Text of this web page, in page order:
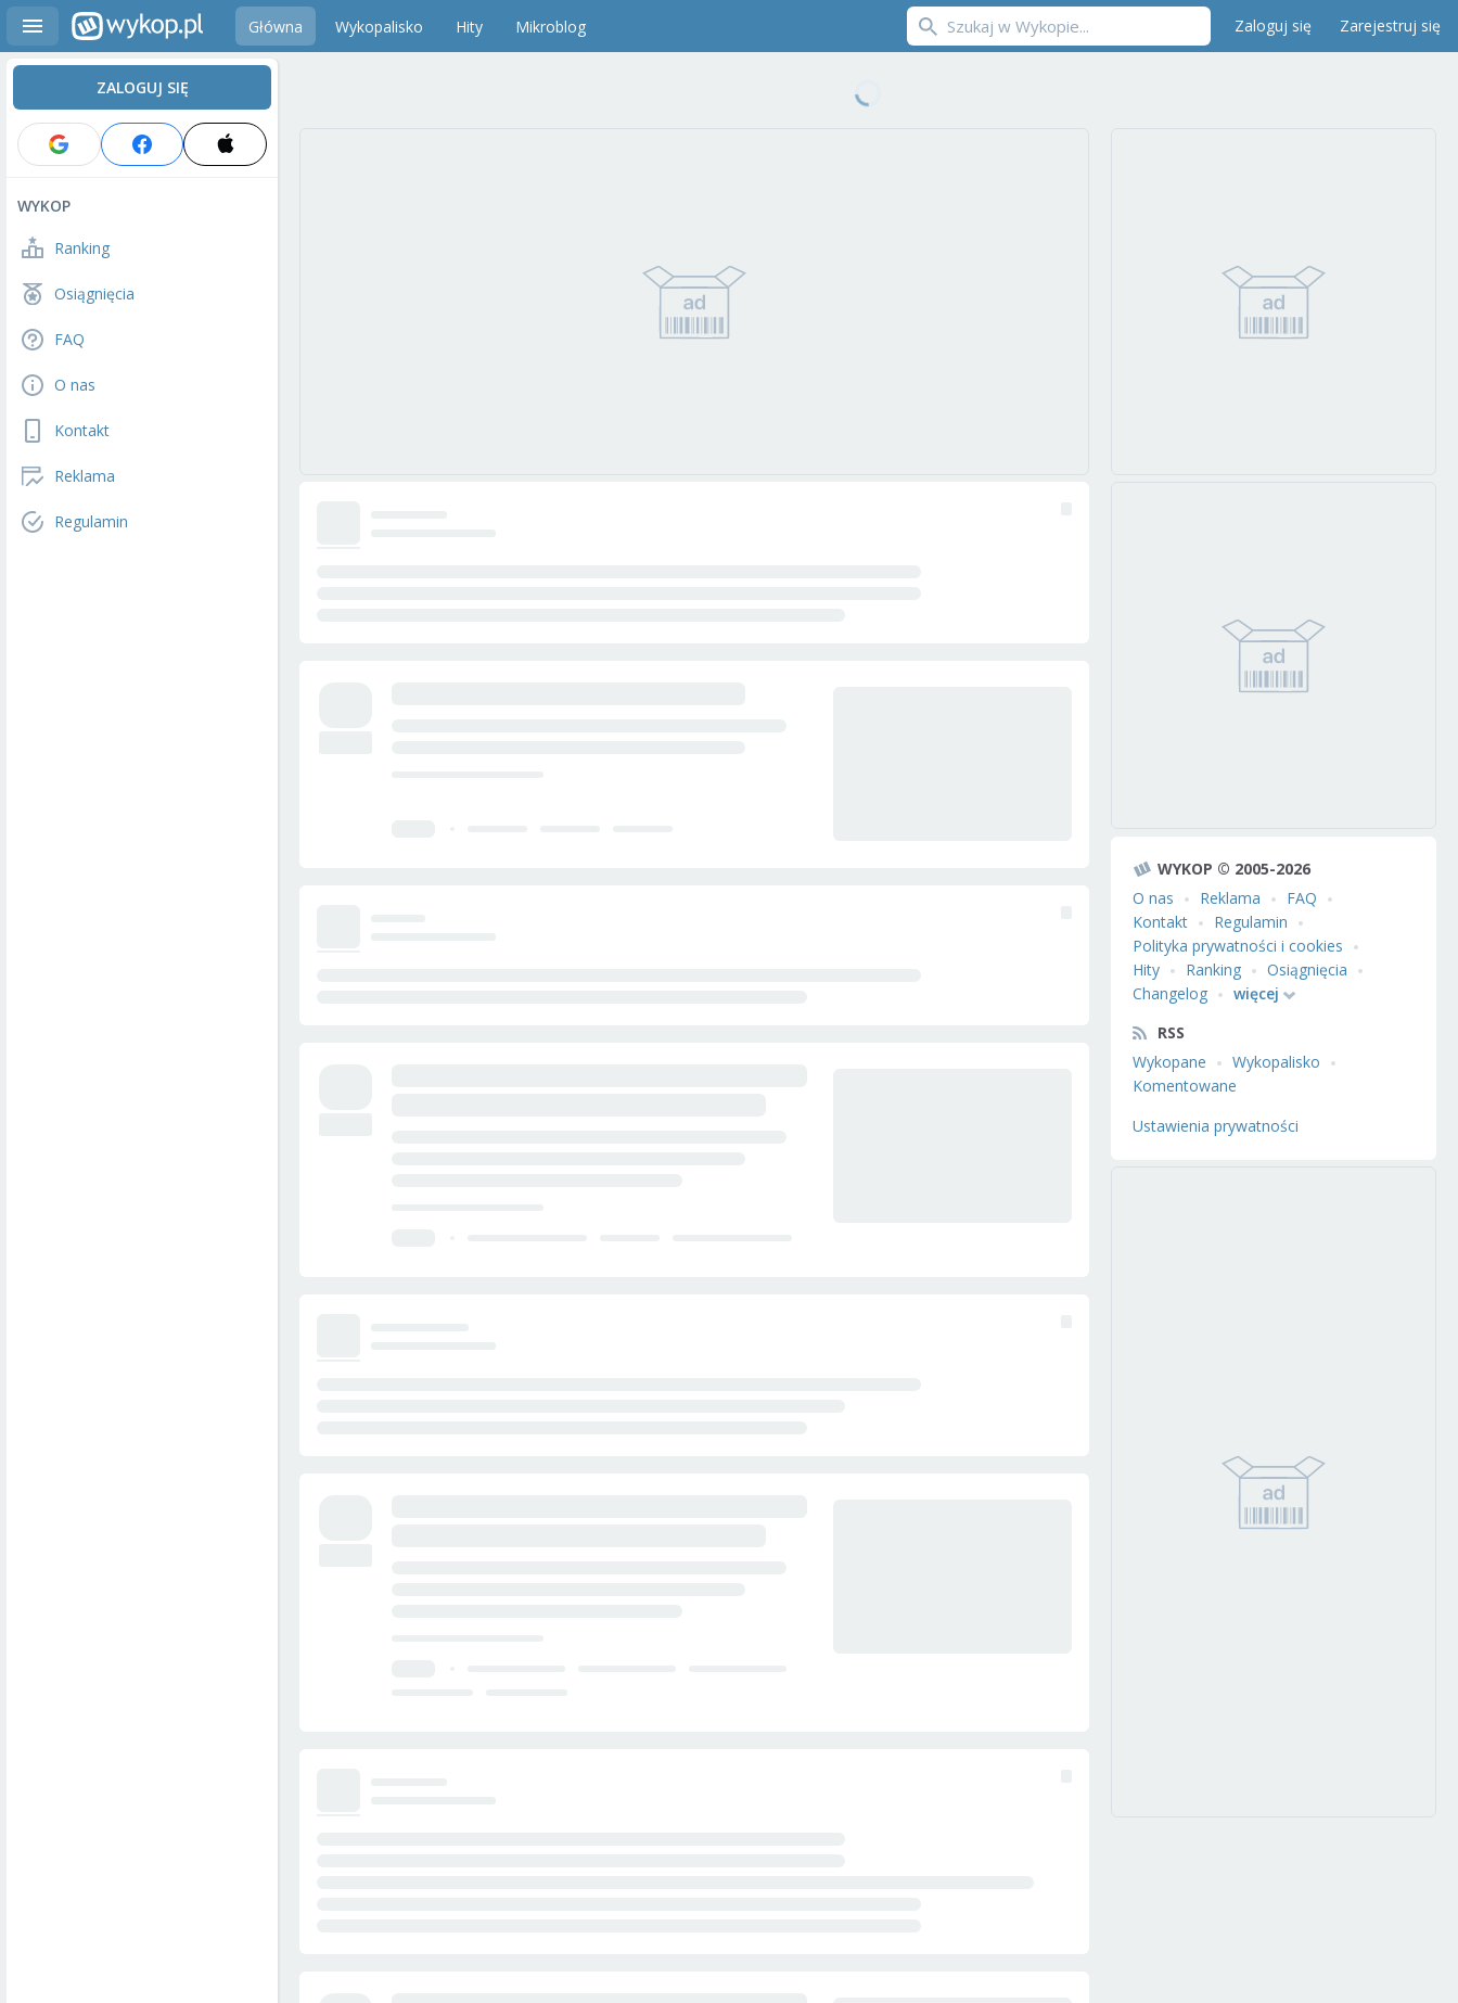
Główna Wykopalisko Hity Mikroblog Zaloguj się Zarejestruj się
ZALOGUJ SIĘ
WYKOP
Ranking
Osiągnięcia
FAQ
O nas
Kontakt
Reklama
Regulamin
WYKOP © 2005-2026
O nas
Reklama
FAQ
Kontakt
Regulamin
Polityka prywatności i cookies
Hity
Ranking
Osiągnięcia
Changelog
więcej
RSS
Wykopane
Wykopalisko
Komentowane
Ustawienia prywatności